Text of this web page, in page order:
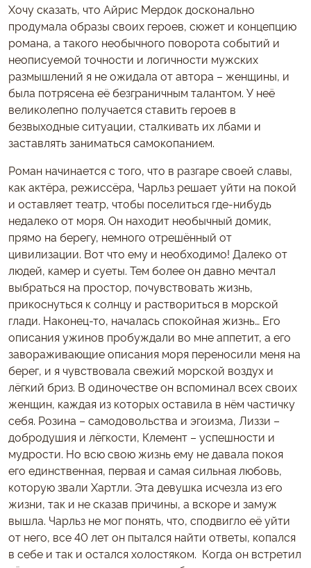
Хочу сказать, что Айрис Мердок досконально
продумала образы своих героев, сюжет и концепцию
романа, а такого необычного поворота событий и
неописуемой точности и логичности мужских
размышлений я не ожидала от автора – женщины, и
была потрясена её безграничным талантом. У неё
великолепно получается ставить героев в
безвыходные ситуации, сталкивать их лбами и
заставлять заниматься самокопанием.
Роман начинается с того, что в разгаре своей славы,
как актёра, режиссёра, Чарльз решает уйти на покой
и оставляет театр, чтобы поселиться где-нибудь
недалеко от моря. Он находит необычный домик,
прямо на берегу, немного отрешённый от
цивилизации. Вот что ему и необходимо! Далеко от
людей, камер и суеты. Тем более он давно мечтал
выбраться на простор, почувствовать жизнь,
прикоснуться к солнцу и раствориться в морской
глади. Наконец-то, началась спокойная жизнь… Его
описания ужинов пробуждали во мне аппетит, а его
завораживающие описания моря переносили меня на
берег, и я чувствовала свежий морской воздух и
лёгкий бриз. В одиночестве он вспоминал всех своих
женщин, каждая из которых оставила в нём частичку
себя. Розина – самодовольства и эгоизма, Лиззи –
добродушия и лёгкости, Клемент – успешности и
мудрости. Но всю свою жизнь ему не давала покоя
его единственная, первая и самая сильная любовь,
которую звали Хартли. Эта девушка исчезла из его
жизни, так и не сказав причины, а вскоре и замуж
вышла. Чарльз не мог понять, что, сподвигло её уйти
от него, все 40 лет он пытался найти ответы, копался
в себе и так и остался холостяком. Когда он встретил